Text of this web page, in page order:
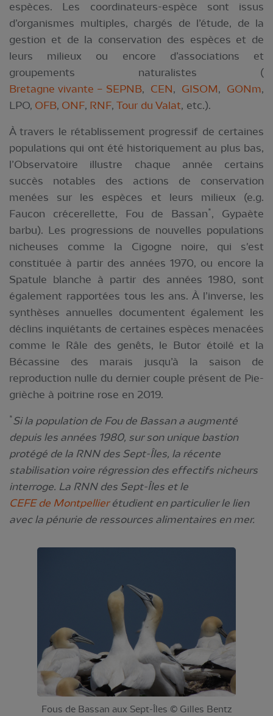
espèces. Les coordinateurs-espèce sont issus
d’organismes multiples, chargés de l’étude, de la
gestion et de la conservation des espèces et de
leurs milieux ou encore d’associations et
groupements naturalistes (
Bretagne vivante – SEPNB, CEN, GISOM, GONm,
LPO, OFB, ONF, RNF, Tour du Valat, etc.).
À travers le rétablissement progressif de certaines
populations qui ont été historiquement au plus bas,
l’Observatoire illustre chaque année certains
succès notables des actions de conservation
menées sur les espèces et leurs milieux (e.g.
Faucon crécerellette, Fou de Bassan*, Gypaète
barbu). Les progressions de nouvelles populations
nicheuses comme la Cigogne noire, qui s'est
constituée à partir des années 1970, ou encore la
Spatule blanche à partir des années 1980, sont
également rapportées tous les ans. À l’inverse, les
synthèses annuelles documentent également les
déclins inquiétants de certaines espèces menacées
comme le Râle des genêts, le Butor étoilé et la
Bécassine des marais jusqu’à la saison de
reproduction nulle du dernier couple présent de Pie-
grièche à poitrine rose en 2019.
*Si la population de Fou de Bassan a augmenté
depuis les années 1980, sur son unique bastion
protégé de la RNN des Sept-Îles, la récente
stabilisation voire régression des effectifs nicheurs
interroge. La RNN des Sept-Îles et le
CEFE de Montpellierétudient en particulier le lien
avec la pénurie de ressources alimentaires en mer.
Fous de Bassan aux Sept-Îles © Gilles Bentz